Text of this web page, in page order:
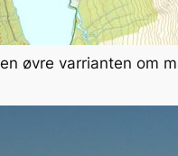
øvre varrianten om